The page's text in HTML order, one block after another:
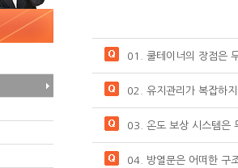
01. 쿨테이너의 장점은
02. 유지관리가 복잡하
03. 온도 보상 시스템은
04. 방열문은 어떠한 구